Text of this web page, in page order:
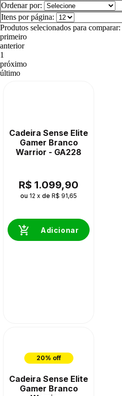
Ordenar por:
Itens por página:
Produtos selecionados para comparar:
primeiro
anterior
1
próximo
último
Cadeira Sense Elite
Gamer Branco
Warrior - GA228
R$ 1.099,90
ou 12 x de R$ 91,65
20% off
Cadeira Sense Elite
Gamer Branco